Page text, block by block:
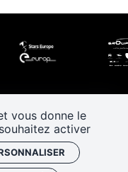
vous donne le
activer